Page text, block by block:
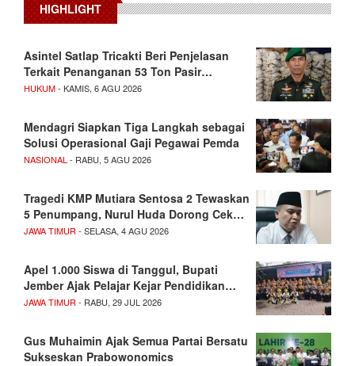
HIGHLIGHT
Asintel Satlap Tricakti Beri Penjelasan
Terkait Penanganan 53 Ton Pasir…
HUKUM- KAMIS, 6 AGU 2026
Mendagri Siapkan Tiga Langkah sebagai
Solusi Operasional Gaji Pegawai Pemda
NASIONAL - RABU, 5 AGU 2026
Tragedi KMP Mutiara Sentosa 2 Tewaskan
5 Penumpang, Nurul Huda Dorong Cek…
JAWA TIMUR - SELASA, 4 AGU 2026
Apel 1.000 Siswa di Tanggul, Bupati
Jember Ajak Pelajar Kejar Pendidikan…
JAWA TIMUR - RABU, 29 JUL 2026
Gus Muhaimin Ajak Semua Partai Bersatu
Sukseskan Prabowonomics